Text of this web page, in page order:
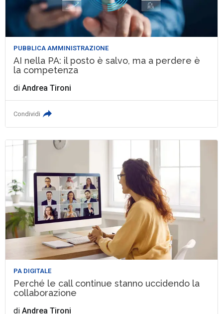
PUBBLICA AMMINISTRAZIONE
AI nella PA: il posto è salvo, ma a perdere è
la competenza
diAndrea Tironi
Condividi
PA DIGITALE
Perché le call continue stanno uccidendo la
collaborazione
diAndrea Tironi